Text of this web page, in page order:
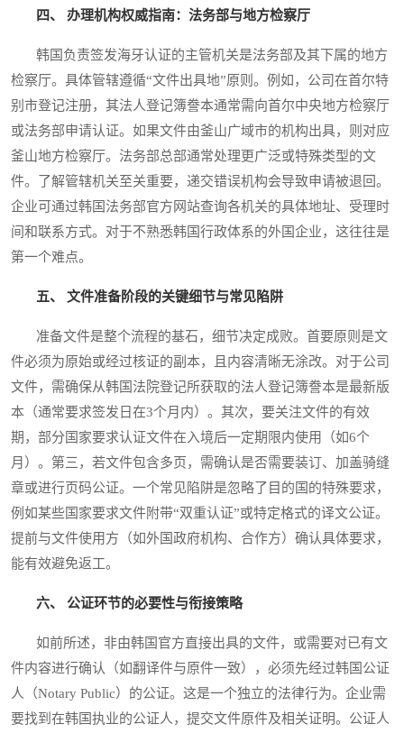
四、 办理机构权威指南：法务部与地方检察厅
韩国负责签发海牙认证的主管机关是法务部及其下属的地方
检察厅。具体管辖遵循“文件出具地”原则。例如，公司在首尔特
别市登记注册，其法人登记簿誊本通常需向首尔中央地方检察厅
或法务部申请认证。如果文件由釜山广域市的机构出具，则对应
釜山地方检察厅。法务部总部通常处理更广泛或特殊类型的文
件。了解管辖机关至关重要，递交错误机构会导致申请被退回。
企业可通过韩国法务部官方网站查询各机关的具体地址、受理时
间和联系方式。对于不熟悉韩国行政体系的外国企业，这往往是
第一个难点。
五、 文件准备阶段的关键细节与常见陷阱
准备文件是整个流程的基石，细节决定成败。首要原则是文
件必须为原始或经过核证的副本，且内容清晰无涂改。对于公司
文件，需确保从韩国法院登记所获取的法人登记簿誊本是最新版
本（通常要求签发日在3个月内）。其次，要关注文件的有效
期，部分国家要求认证文件在入境后一定期限内使用（如6个
月）。第三，若文件包含多页，需确认是否需要装订、加盖骑缝
章或进行页码公证。一个常见陷阱是忽略了目的国的特殊要求，
例如某些国家要求文件附带“双重认证”或特定格式的译文公证。
提前与文件使用方（如外国政府机构、合作方）确认具体要求，
能有效避免返工。
六、 公证环节的必要性与衔接策略
如前所述，非由韩国官方直接出具的文件，或需要对已有文
件内容进行确认（如翻译件与原件一致），必须先经过韩国公证
人（Notary Public）的公证。这是一个独立的法律行为。企业需
要找到在韩国执业的公证人，提交文件原件及相关证明。公证人